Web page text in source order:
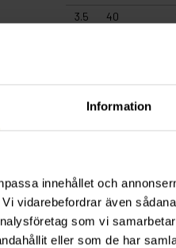
Information
innehållet och
vidarebefordrar även
som vi
eller som de har
3.5
40
4
25
25
4
30
4
50
4
50